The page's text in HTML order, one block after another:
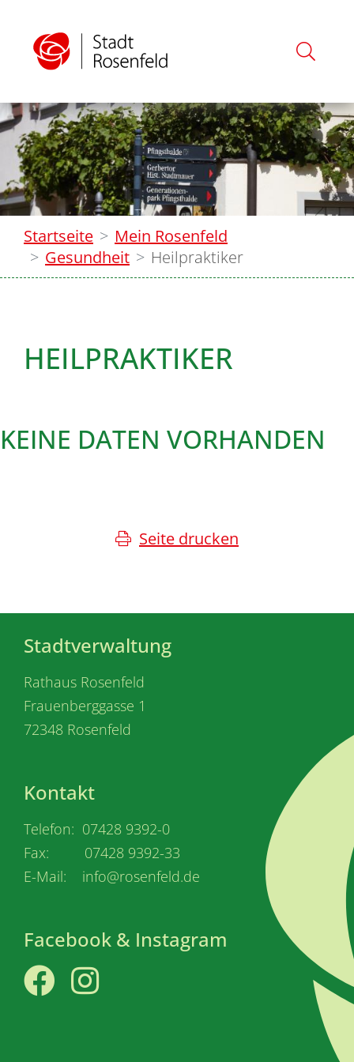
Startseite
Mein Rosenfeld
Gesundheit
Heilpraktiker
HEILPRAKTIKER
KEINE DATEN VORHANDEN
Seite drucken
Stadtverwaltung
Rathaus Rosenfeld
Frauenberggasse 1
72348 Rosenfeld
Kontakt
Telefon: 07428 9392-0
Fax: 07428 9392-33
E-Mail: info@rosenfeld.de
Facebook & Instagram